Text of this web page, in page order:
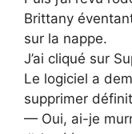
Brittany
sur la nappe.
J’ai cliqué sur
Le logiciel a
supprimer
— Oui, ai-je